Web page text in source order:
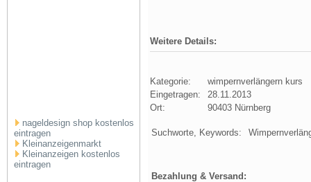
nageldesign shop kostenlos
eintragen
Kleinanzeigenmarkt
Kleinanzeigen kostenlos
eintragen
Weitere Details:
Kategorie:
wimpernverlängern kurs
Eingetragen:
28.11.2013
Ort:
90403 Nürnberg
Suchworte, Keywords:
Bezahlung & Versand: